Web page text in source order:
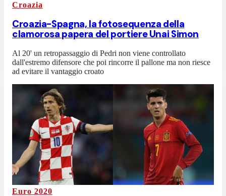
Croazia
Croazia-Spagna, la fotosequenza della
clamorosa papera del portiere Unai Simon
Al 20' un retropassaggio di Pedri non viene controllato
dall'estremo difensore che poi rincorre il pallone ma non riesce
ad evitare il vantaggio croato
Euro 2020